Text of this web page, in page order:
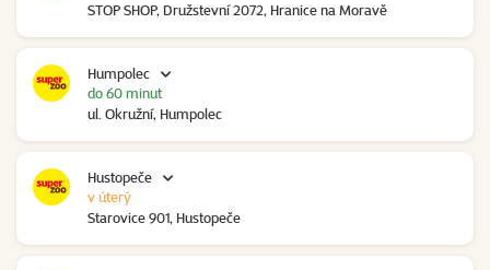
STOP SHOP, Družstevní 2072, Hranice na Moravě
Humpolec
ul. Okružní, Humpolec
do 60 minut
Hustopeče
Starovice 901, Hustopeče
v úterý